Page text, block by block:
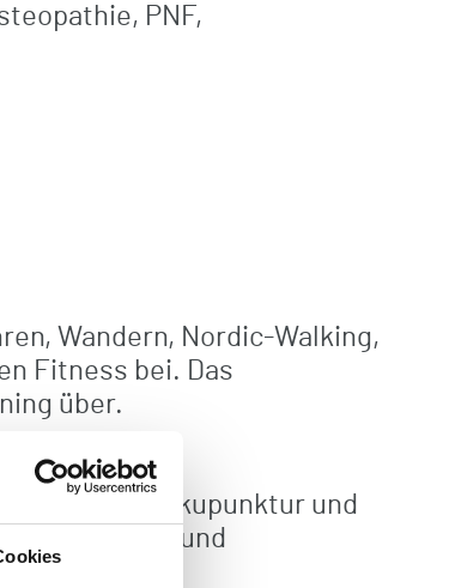
PNF,
Wandern, Nordic-Walking,
Fitness bei. Das
über.
Akupunktur und
Magnetfeld- und